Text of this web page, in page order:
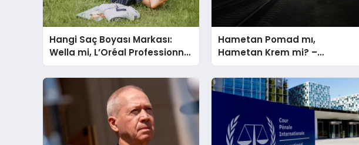
Hangi Saç Boyası Markası:
Wella mi, L’Oréal Professionnel
mi?
Hametan Pomad mı,
Hametan Krem mi? –
Hangisini Seçmeli?